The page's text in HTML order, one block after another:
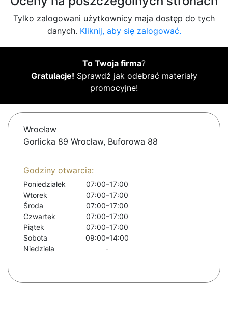
Tylko zalogowani użytkownicy maja dostęp do tych
danych. Kliknij, aby się zalogować.
To Twoja firma?
Gratulacje! Sprawdź jak odebrać materiały
promocyjne!
Wrocław
Gorlicka 89 Wrocław, Buforowa 88
Godziny otwarcia:
Poniedziałek
07:00–17:00
Wtorek
07:00–17:00
Środa
07:00–17:00
Czwartek
07:00–17:00
Piątek
07:00–17:00
Sobota
09:00–14:00
Niedziela
-